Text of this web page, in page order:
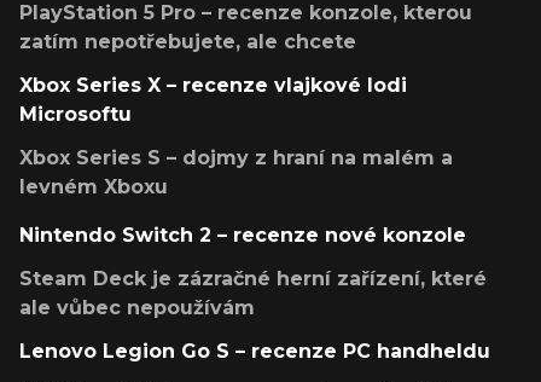
PlayStation 5 Pro – recenze konzole, kterou
zatím nepotřebujete, ale chcete
Xbox Series X – recenze vlajkové lodi
Microsoftu
Xbox Series S – dojmy z hraní na malém a
levném Xboxu
Nintendo Switch 2 – recenze nové konzole
Steam Deck je zázračné herní zařízení, které
ale vůbec nepoužívám
Lenovo Legion Go S – recenze PC handheldu